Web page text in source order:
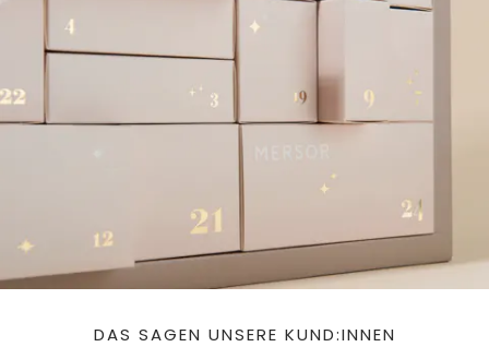
DAS SAGEN UNSERE KUND:INNEN